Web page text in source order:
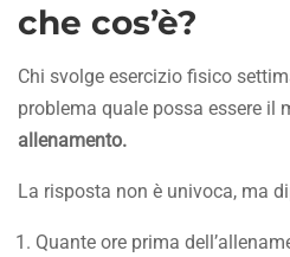
che cos’è?
Chi svolge esercizio fisico
problema quale possa essere il
allenamento.
La risposta non è univoca, ma
Quante ore prima